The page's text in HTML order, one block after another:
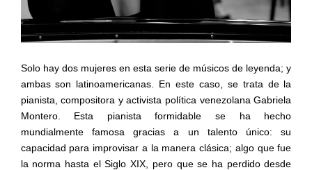
Solo hay dos mujeres en esta serie de músicos de leyenda; y
ambas son latinoamericanas. En este caso, se trata de la
pianista, compositora y activista política venezolana Gabriela
Montero. Esta pianista formidable se ha hecho
mundialmente famosa gracias a un talento único: su
capacidad para improvisar a la manera clásica; algo que fue
la norma hasta el Siglo XIX, pero que se ha perdido desde